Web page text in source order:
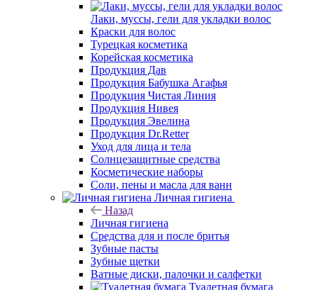
Лаки, муссы, гели для укладки волос
Краски для волос
Турецкая косметика
Корейская косметика
Продукция Дав
Продукция Бабушка Агафья
Продукция Чистая Линия
Продукция Нивея
Продукция Эвелина
Продукция Dr.Retter
Уход для лица и тела
Солнцезащитные средства
Косметические наборы
Соли, пены и масла для ванн
Личная гигиена
Назад
Личная гигиена
Средства для и после бритья
Зубные пасты
Зубные щетки
Ватные диски, палочки и салфетки
Туалетная бумага